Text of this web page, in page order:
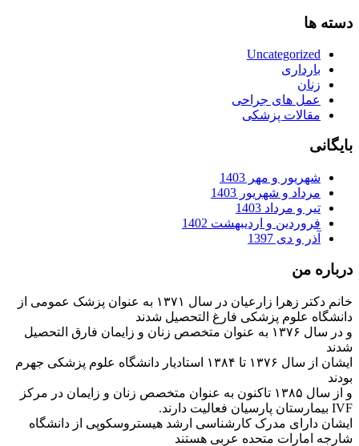
دسته ها
Uncategorized
بارداری
زنان
عمل های جراحی
مقالات پزشکی
بایگانی
شهریور و مهر 1403
مرداد و شهریور 1403
تیر و مرداد 1403
فروردین و اردیبهشت 1402
آذر و دی 1397
درباره من
خانم دکتر زهرا زارعیان در سال ۱۳۷۱ به عنوان پزشک عمومی از
دانشگاه علوم پزشکی فارغ التحصیل شدند
و در سال ۱۳۷۶ به عنوان متخصص زنان و زایمان فارق التحصیل
شدند
ایشان از سال ۱۳۷۶ تا ۱۳۸۴ استادیار دانشگاه علوم پزشکی جهرم
بودند
و از سال ۱۳۸۵ تاکنون به عنوان متخصص زنان و زایمان در مرکز
IVF بیمارستان پارسیان فعالیت دارند.
ایشان دارای مدرک کارشناسی ارشد هیستروسکوپی از دانشگاه
شارجه امارات متحده عربی هستند